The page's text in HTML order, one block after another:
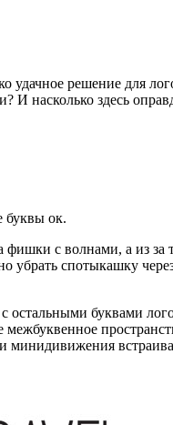
удачное решение для
И насколько здесь
буквы ок.
фишки с волнами, а из за
убрать спотыкашку
с остальными буквами
минидивижения